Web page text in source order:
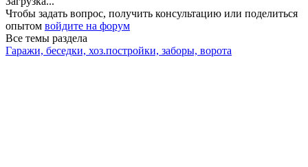
Чтобы задать вопрос, получить консультацию или поделиться
опытом войдите на форум
Все темы раздела
Гаражи, беседки, хоз.постройки, заборы, ворота